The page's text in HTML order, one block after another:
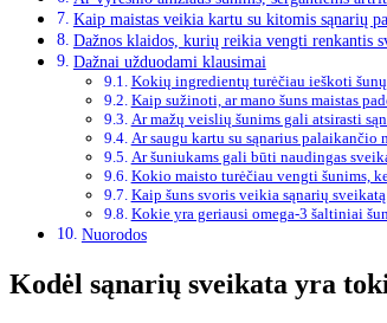
Kaip maistas veikia kartu su kitomis sąnarių
Dažnos klaidos, kurių reikia vengti renkantis
Dažnai užduodami klausimai
Kokių ingredientų turėčiau ieškoti
Kaip sužinoti, ar mano šuns maistas
Ar mažų veislių šunims gali atsirasti
Ar saugu kartu su sąnarius palaikančio
Ar šuniukams gali būti naudingas
Kokio maisto turėčiau vengti šunims,
Kaip šuns svoris veikia sąnarių
Kokie yra geriausi omega-3 šaltiniai
Nuorodos
Kodėl sąnarių sveikata yra